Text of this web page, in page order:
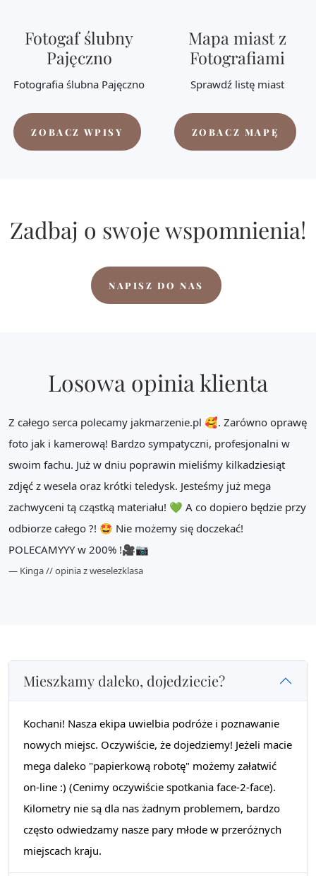
Fotogaf ślubny
Pajęczno
Fotografia ślubna Pajęczno
ZOBACZ WPISY
Mapa miast z
Fotografiami
Sprawdź listę miast
ZOBACZ MAPĘ
Zadbaj o swoje wspomnienia!
NAPISZ DO NAS
Losowa opinia klienta
Z całego serca polecamy jakmarzenie.pl 🥰. Zarówno oprawę
foto jak i kamerową! Bardzo sympatyczni, profesjonalni w
swoim fachu. Już w dniu poprawin mieliśmy kilkadziesiąt
zdjęć z wesela oraz krótki teledysk. Jesteśmy już mega
zachwyceni tą cząstką materiału! 💚 A co dopiero będzie przy
odbiorze całego ?! 🤩 Nie możemy się doczekać!
POLECAMYYY w 200% !🎥📷
Kinga // opinia z weselezklasa
Mieszkamy daleko, dojedziecie?
Kochani! Nasza ekipa uwielbia podróże i poznawanie
nowych miejsc. Oczywiście, że dojedziemy! Jeżeli macie
mega daleko "papierkową robotę" możemy załatwić
on-line :) (Cenimy oczywiście spotkania face-2-face).
Kilometry nie są dla nas żadnym problemem, bardzo
często odwiedzamy nasze pary młode w przeróżnych
miejscach kraju.